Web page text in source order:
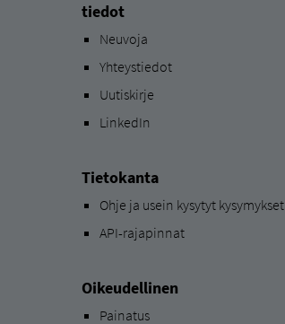
tiedot
Neuvoja
Yhteystiedot
Uutiskirje
LinkedIn
Tietokanta
Ohje ja usein kysytyt kysymykset
API-rajapinnat
Oikeudellinen
Painatus